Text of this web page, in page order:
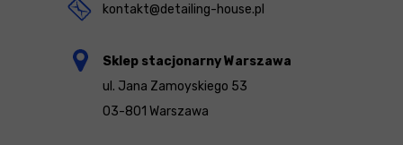
kontakt@detailing-house.pl
Sklep stacjonarny Warszawa
ul. Jana Zamoyskiego 53
03-801 Warszawa